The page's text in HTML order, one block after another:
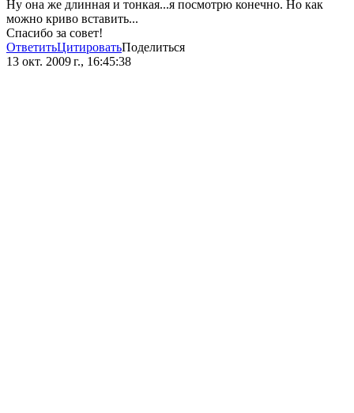
Ну она же длинная и тонкая...я посмотрю конечно. Но как
можно криво вставить...
Спасибо за совет!
ОтветитьЦитироватьПоделиться
13 окт. 2009 г., 16:45:38